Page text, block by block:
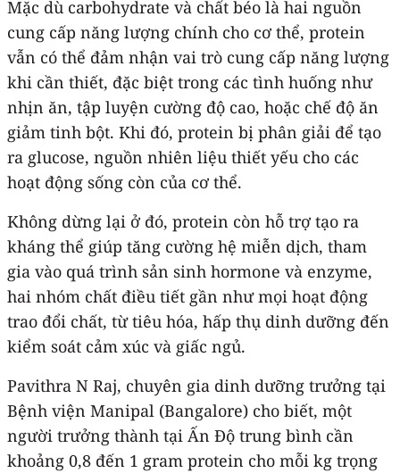
Mặc dù carbohydrate và chất béo là hai nguồn
cung cấp năng lượng chính cho cơ thể, protein
vẫn có thể đảm nhận vai trò cung cấp năng lượng
khi cần thiết, đặc biệt trong các tình huống như
nhịn ăn, tập luyện cường độ cao, hoặc chế độ ăn
giảm tinh bột. Khi đó, protein bị phân giải để tạo
ra glucose, nguồn nhiên liệu thiết yếu cho các
hoạt động sống còn của cơ thể.
Không dừng lại ở đó, protein còn hỗ trợ tạo ra
kháng thể giúp tăng cường hệ miễn dịch, tham
gia vào quá trình sản sinh hormone và enzyme,
hai nhóm chất điều tiết gần như mọi hoạt động
trao đổi chất, từ tiêu hóa, hấp thụ dinh dưỡng đến
kiểm soát cảm xúc và giấc ngủ.
Pavithra N Raj, chuyên gia dinh dưỡng trưởng tại
Bệnh viện Manipal (Bangalore) cho biết, một
người trưởng thành tại Ấn Độ trung bình cần
khoảng 0,8 đến 1 gram protein cho mỗi kg trọng